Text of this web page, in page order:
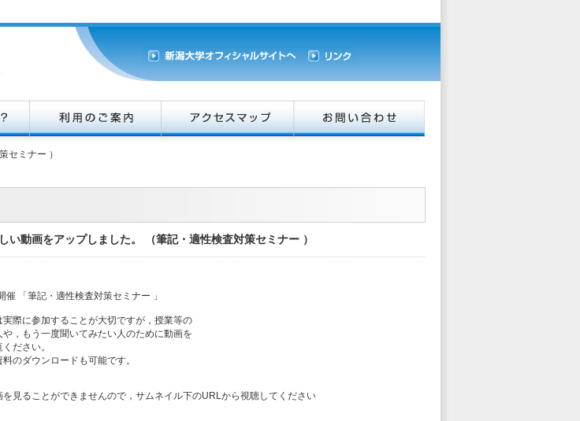
セミナー ）
い動画をアップしました。 （筆記・適性検査対策セミナー ）
「筆記・適性検査対策セミナー 」
際に参加することが大切ですが，授業等の
，もう一度聞いてみたい人のために動画を
ださい。
のダウンロードも可能です。
見ることができませんので，サムネイル下のURLから視聴してください